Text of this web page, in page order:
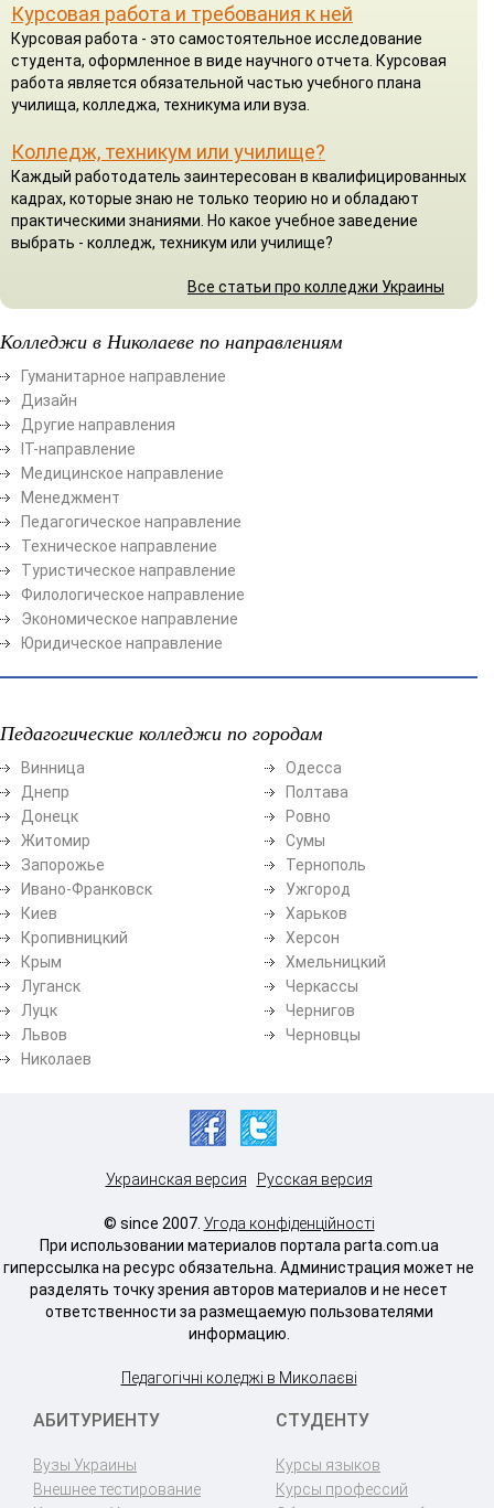
Курсовая работа и требования к ней
Курсовая работа - это самостоятельное исследование
студента, оформленное в виде научного отчета. Курсовая
работа является обязательной частью учебного плана
училища, колледжа, техникума или вуза.
Колледж, техникум или училище?
Каждый работодатель заинтересован в квалифицированных
кадрах, которые знаю не только теорию но и обладают
практическими знаниями. Но какое учебное заведение
выбрать - колледж, техникум или училище?
Все статьи про колледжи Украины
Колледжи в Николаеве по направлениям
Гуманитарное направление
Дизайн
Другие направления
ІТ-направление
Медицинское направление
Менеджмент
Педагогическое направление
Техническое направление
Туристическое направление
Филологическое направление
Экономическое направление
Юридическое направление
Педагогические колледжи по городам
Винница
Днепр
Донецк
Житомир
Запорожье
Ивано-Франковск
Киев
Кропивницкий
Крым
Луганск
Луцк
Львов
Николаев
Одесса
Полтава
Ровно
Сумы
Тернополь
Ужгород
Харьков
Херсон
Хмельницкий
Черкассы
Чернигов
Черновцы
Украинская версия Русская версия
© since 2007. Угода конфіденційності
При использовании материалов портала parta.com.ua
гиперссылка на ресурс обязательна. Администрация может не
разделять точку зрения авторов материалов и не несет
ответственности за размещаемую пользователями
информацию.
Педагогічні коледжі в Миколаєві
АБИТУРИЕНТУ
Вузы Украины
Внешнее тестирование
СТУДЕНТУ
Курсы языков
Курсы профессий